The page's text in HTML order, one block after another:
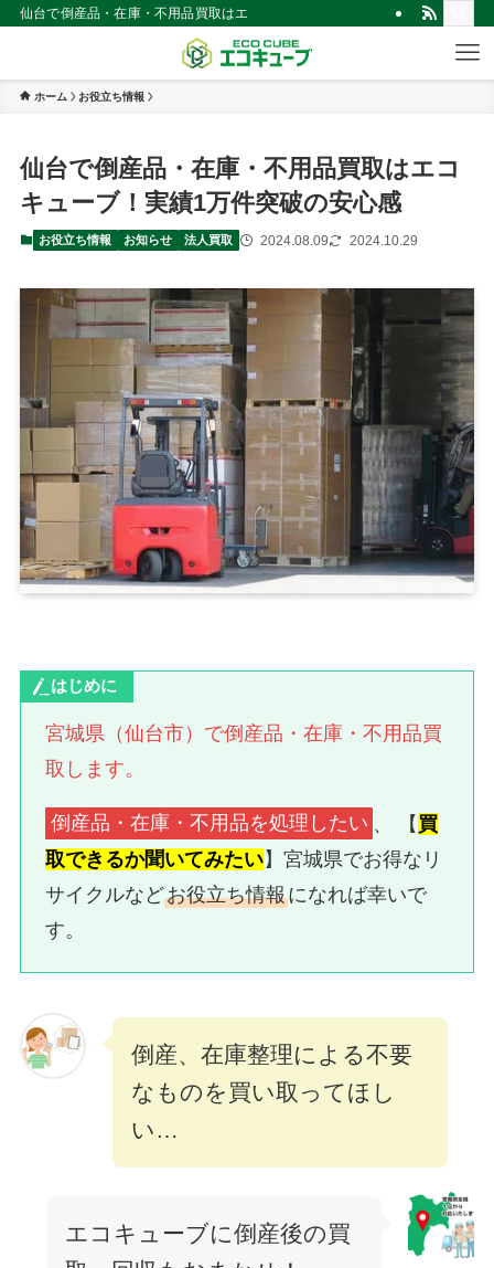
仙台で倒産品・在庫・不用品買取はエコキューブ！実績1万件突破の安心感 |
ホーム お役立ち情報
仙台で倒産品・在庫・不用品買取はエコ
キューブ！実績1万件突破の安心感
お役立ち情報 お知らせ 法人買取 2024.08.09 2024.10.29
はじめに
宮城県（仙台市）で倒産品・在庫・不用品買
取します。
倒産品・在庫・不用品を処理したい 、 【 買
取できるか聞いてみたい】宮城県でお得なリ
サイクルなどお役立ち情報になれば幸いで
す。
倒産、在庫整理による不要
なものを買い取ってほし
い…
エコキューブに倒産後の買